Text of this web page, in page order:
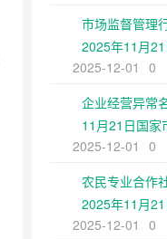
市场监督管理
2025年11月
第108号第二次
2025-12-01
0
企业经营异常
11月21日国家
第二次修正）
2025-12-01
0
农民专业合作
2025年11月
第108号第二次
2025-12-01
0